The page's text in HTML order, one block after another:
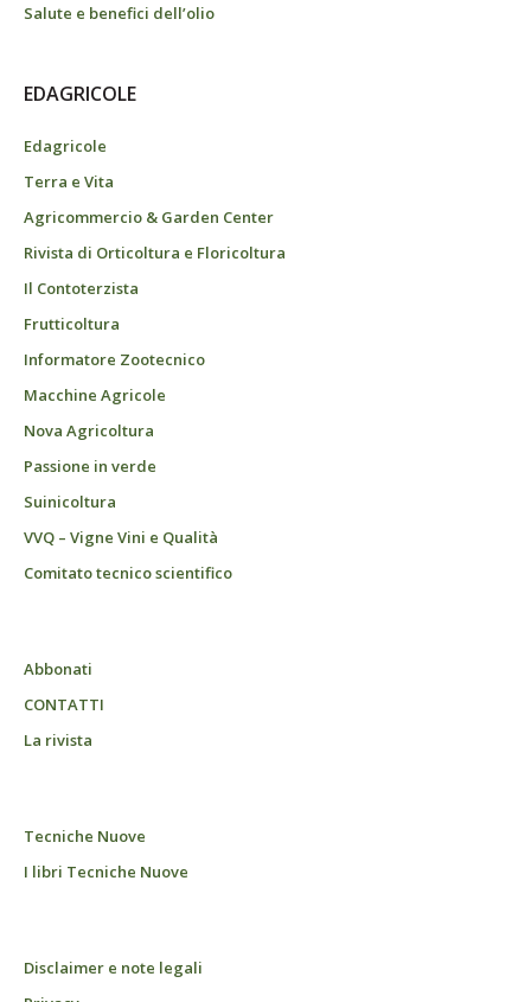
Salute e benefici dell’olio
EDAGRICOLE
Edagricole
Terra e Vita
Agricommercio & Garden Center
Rivista di Orticoltura e Floricoltura
Il Contoterzista
Frutticoltura
Informatore Zootecnico
Macchine Agricole
Nova Agricoltura
Passione in verde
Suinicoltura
VVQ – Vigne Vini e Qualità
Comitato tecnico scientifico
Abbonati
CONTATTI
La rivista
Tecniche Nuove
I libri Tecniche Nuove
Disclaimer e note legali